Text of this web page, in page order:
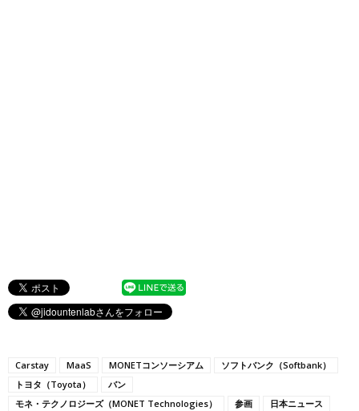
Carstay MaaS MONETコンソーシアム
ソフトバンク（Softbank）
トヨタ（Toyota）
バン
モネ・テクノロジーズ（MONET Technologies）
参画
日本ニュース